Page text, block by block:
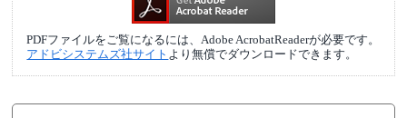
PDFファイルをご覧になるには、Adobe AcrobatReaderが必要です。
アドビシステムズ社サイト より無償でダウンロードできます。